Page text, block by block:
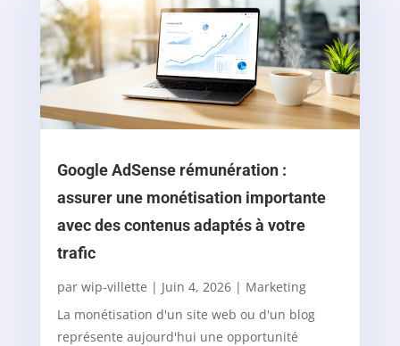
Google AdSense rémunération :
assurer une monétisation importante
avec des contenus adaptés à votre
trafic
par wip-villette | Juin 4, 2026| Marketing
La monétisation d'un site web ou d'un blog
représente aujourd'hui une opportunité